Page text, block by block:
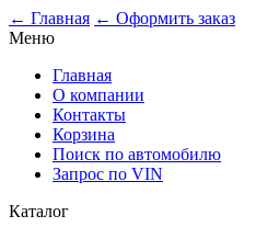
← Главная ← Оформить заказ
Меню
Главная
О компании
Контакты
Корзина
Поиск по автомобилю
Запрос по VIN
Каталог